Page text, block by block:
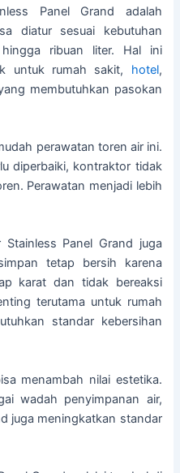
Panel Grand adalah
diatur sesuai kebutuhan
ribuan liter. Hal ini
untuk rumah sakit, hotel,
membutuhkan pasokan
perawatan toren air ini.
diperbaiki, kontraktor tidak
Perawatan menjadi lebih
Panel Grand juga
tetap bersih karena
karat dan tidak bereaksi
terutama untuk rumah
standar kebersihan
menambah nilai estetika.
wadah penyimpanan air,
juga meningkatkan standar